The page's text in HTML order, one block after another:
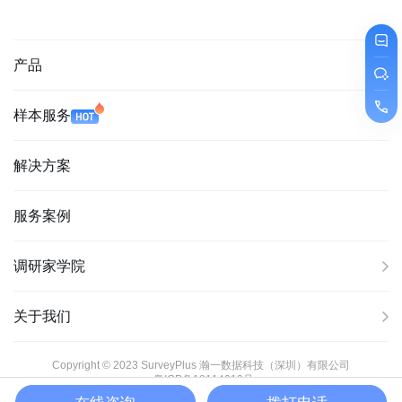
产品
样本服务
解决方案
服务案例
调研家学院
关于我们
Copyright © 2023 SurveyPlus 瀚一数据科技（深圳）有限公司
粤ICP备18114013号